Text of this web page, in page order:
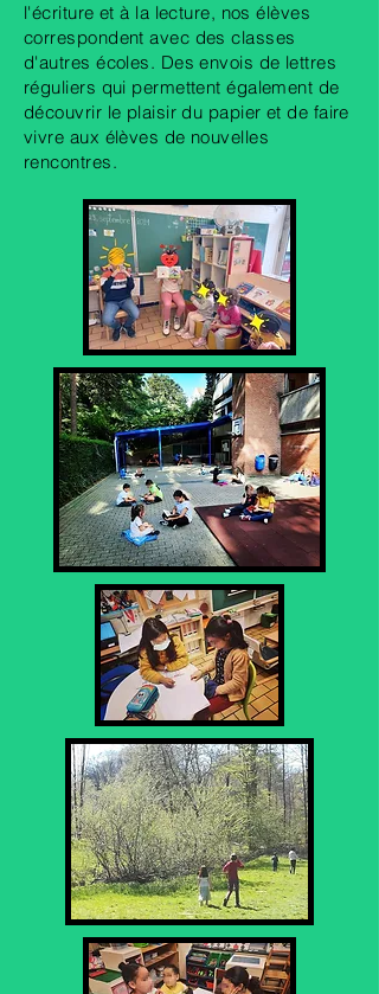
l'écriture et à la lecture, nos élèves
correspondent avec des classes
d'autres écoles. Des envois de lettres
réguliers qui permettent également de
découvrir le plaisir du papier et de faire
vivre aux élèves de nouvelles
rencontres.